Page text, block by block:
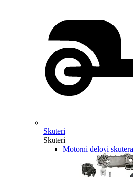
Skuteri
Skuteri
Motorni delovi skutera